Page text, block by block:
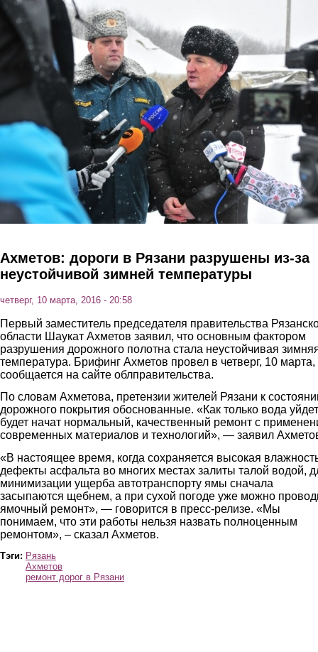
Перейти к основному содержанию
Ахметов: дороги в Рязани разрушены из-за
неустойчивой зимней температуры
четверг, 10 марта, 2016 - 20:58
Первый заместитель председателя правительства
области Шаукат Ахметов заявил, что основным фактором
разрушения дорожного полотна стала неустойчивая
температура. Брифинг Ахметов провел в четверг, 10 марта,
сообщается на сайте облправительства.
По словам Ахметова, претензии жителей Рязани к
дорожного покрытия обоснованные. «Как только вода
будет начат нормальный, качественный ремонт с
современных материалов и технологий», — заявил
«В настоящее время, когда сохраняется высокая
дефекты асфальта во многих местах залиты талой водой,
минимизации ущерба автотранспорту ямы сначала
засыпаются щебнем, а при сухой погоде уже можно
ямочный ремонт», — говорится в пресс-релизе. «Мы
понимаем, что эти работы нельзя назвать полноценным
ремонтом», – сказал Ахметов.
Тэги: Рязань
Ахметов
ремонт дорог в Рязани